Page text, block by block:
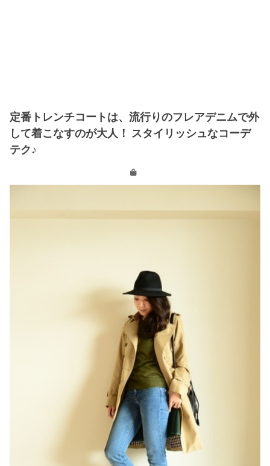
定番トレンチコートは、流行りのフレアデニムで外
して着こなすのが大人！ スタイリッシュなコーデ
テク♪